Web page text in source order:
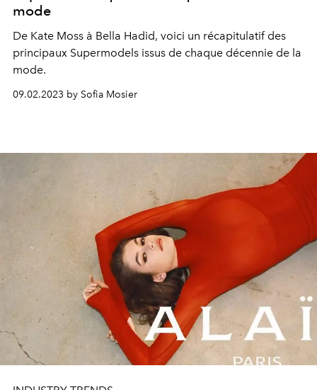
mode
De Kate Moss à Bella Hadid, voici un récapitulatif des
principaux Supermodels issus de chaque décennie de la
mode.
09.02.2023 by Sofia Mosier